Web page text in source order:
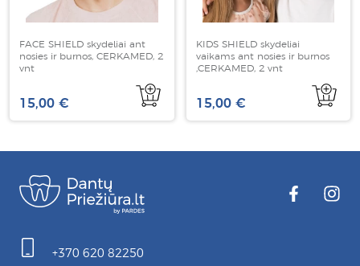
FACE SHIELD skydeliai ant
nosies ir burnos, CERKAMED, 2
vnt
15,00 €
KIDS SHIELD skydeliai
vaikams ant nosies ir burnos
,CERKAMED, 2 vnt
15,00 €
+370 620 82250